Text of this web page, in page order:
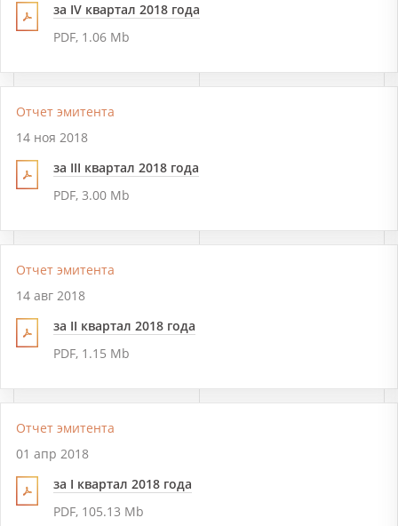
за IV квартал 2018 года
PDF, 1.06 Mb
Отчет эмитента
14 ноя 2018
за III квартал 2018 года
PDF, 3.00 Mb
Отчет эмитента
14 авг 2018
за II квартал 2018 года
PDF, 1.15 Mb
Отчет эмитента
01 апр 2018
за I квартал 2018 года
PDF, 105.13 Mb